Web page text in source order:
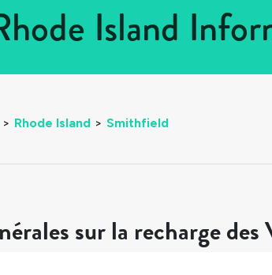
Island
> Rhode Island > Smithfield
sur la recharge des